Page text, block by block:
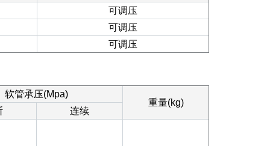
可调压
可调压
可调压
软管承压(Mpa)
重量(kg)
连续